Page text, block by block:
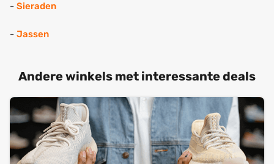
- Sieraden
- Jassen
Andere winkels met interessante deals